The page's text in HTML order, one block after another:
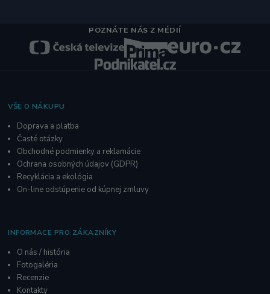
POZNÁTE NÁS Z MÉDIÍ
VŠE O NÁKUPU
Doprava a platba
Časté otázky
Obchodné podmienky a reklamácie
Ochrana osobných údajov (GDPR)
Recyklácia a ekológia
On-line odstúpenie od kúpnej zmluvy
INFORMACE PRO ZÁKAZNÍKY
O nás / história
Fotogaléria
Recenzie
Kontakty